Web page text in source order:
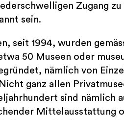
Zugang
sein.
seit 1994, wurden
50 Museen oder
nämlich von
ganz allen
sind nämlich
Mittelausstattung